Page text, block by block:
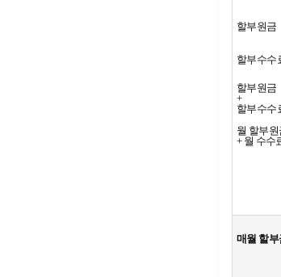
할부원금
할부수수
할부원금
+
할부수수
월 할부원
+ 월 수수
매월 할부